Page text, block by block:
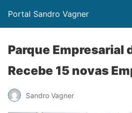
Portal Sandro Vagner
Parque Empresarial
Recebe 15 novas
Sandro Vagner